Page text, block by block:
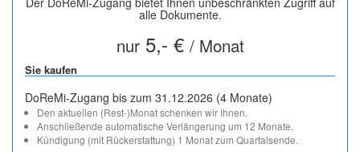
alle Dokumente.
nur5,- € / Monat
Sie kaufen
DoReMi-Zugang bis zum 31.12.2026 (4 Monate)
Den aktuellen (Rest-)Monat schenken wir Ihnen.
Anschließende automatische Verlängerung um 12 Monate.
Kündigung (mit Rückerstattung) 1 Monat zum Quartalsende.